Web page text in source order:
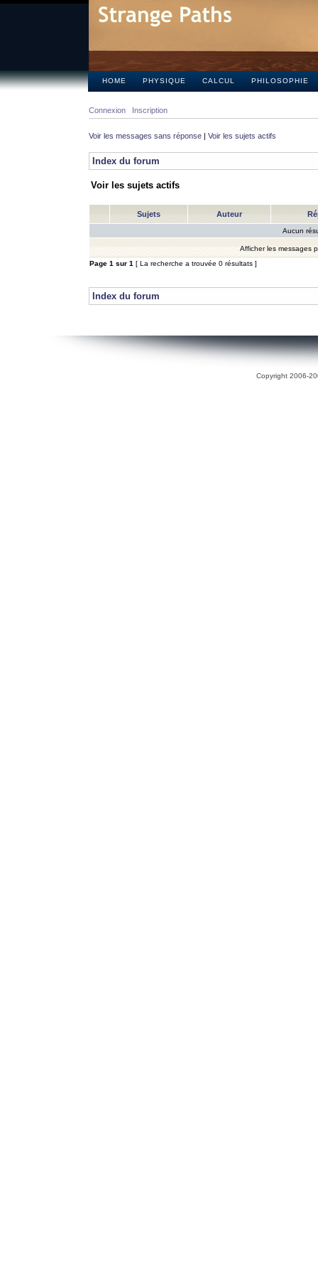
HOME PHYSIQUE CALCUL PHILOSOPHIE
Connexion Inscription
Voir les messages sans réponse | Voir les sujets actifs
Index du forum
Voir les sujets actifs
Sujets Auteur
Aucun
Afficher les messages
Page 1 sur 1 [ La recherche a trouvée 0 résultats ]
Index du forum
Copyright 2006-